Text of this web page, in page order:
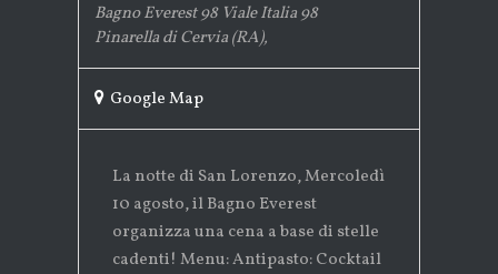
Bagno Everest 98 Viale Italia 98
Pinarella di Cervia (RA),
Google Map
La notte di San Lorenzo, Mercoledì
10 agosto, il Bagno Everest
organizza una cena a base di stelle
cadenti! Menu: Antipasto: Cocktail